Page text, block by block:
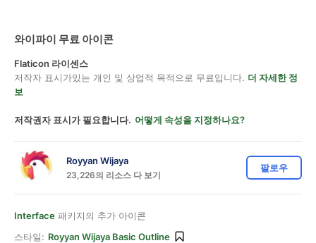
와이파이 무료 아이콘
Flaticon 라이센스
저작자 표시가있는 개인 및 상업적 목적으로 무료입니다. 더 자세한 정
보
저작권자 표시가 필요합니다. 어떻게 속성을 지정하나요?
Royyan Wijaya
23,226의 리소스 다 보기
팔로우
Interface 패키지의 추가 아이콘
스타일: Royyan Wijaya Basic Outline